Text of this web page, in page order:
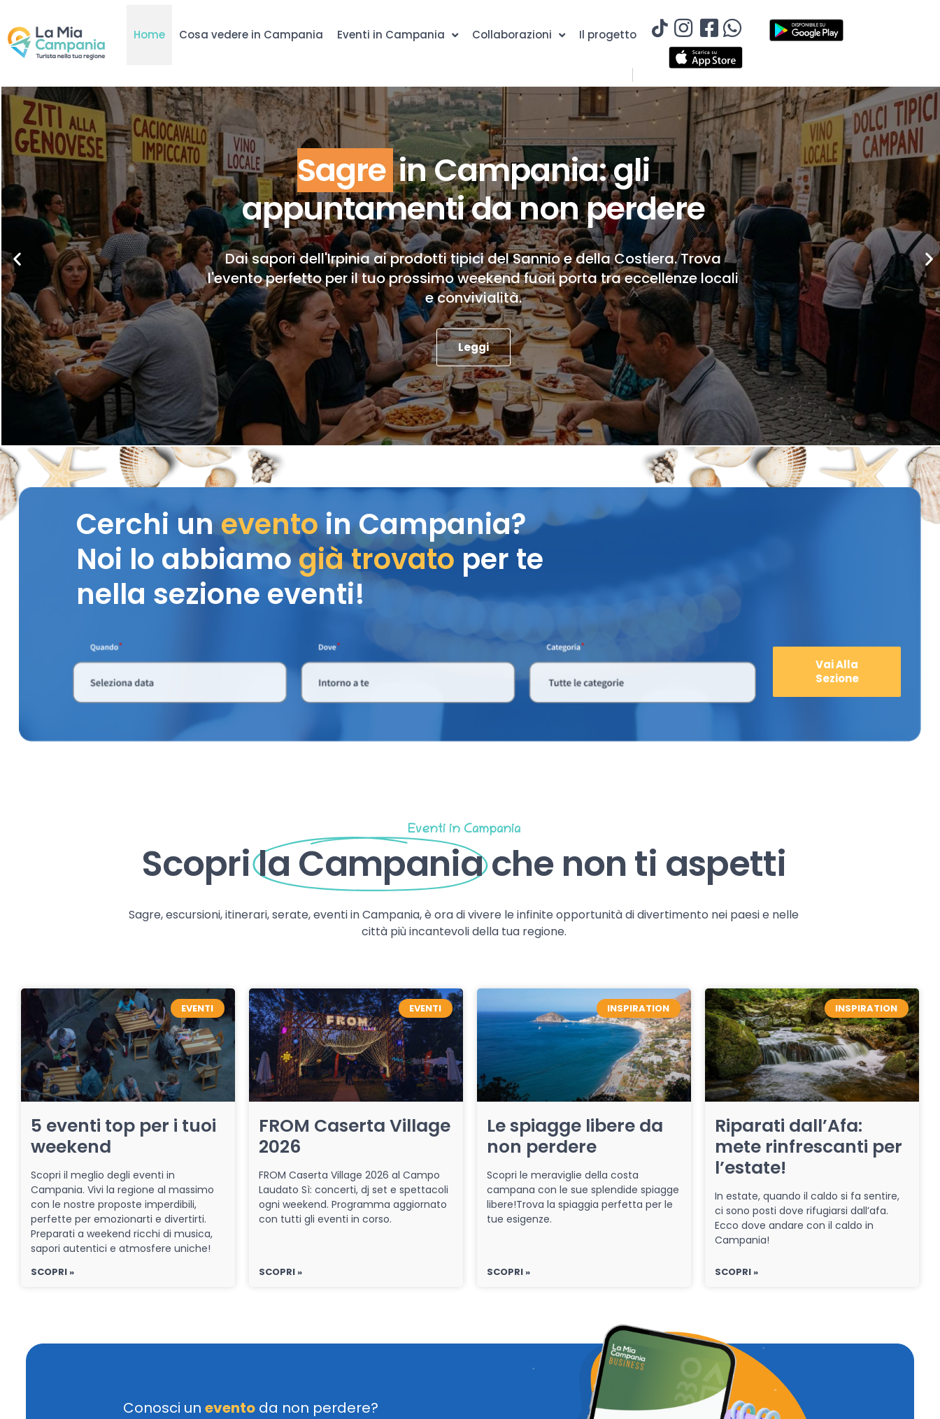
Home Cosa vedere in Campania Eventi in Campania Collaborazioni Il progetto
Sagre in Campania: gli
appuntamenti da non perdere
Dai sapori dell'Irpinia ai prodotti tipici del Sannio e della Costiera. Trova
l'evento perfetto per il tuo prossimo weekend fuori porta tra eccellenze locali
e convivialità.
Leggi
Cerchi uneventoin Campania?
Noi lo abbiamogià trovato per te
nella sezione eventi!
Vai Alla
Sezione
Eventi in Campania
Scoprila Campaniache non ti aspetti
Sagre, escursioni, itinerari, serate, eventi in Campania, è ora di vivere le infinite opportunità di divertimento nei paesi e nelle
città più incantevoli della tua regione.
EVENTI
5 eventi top per i tuoi
weekend
Scopri il meglio degli eventi in
Campania. Vivi la regione al massimo
con le nostre proposte imperdibili,
perfette per emozionarti e divertirti.
Preparati a weekend ricchi di musica,
sapori autentici e atmosfere uniche!
SCOPRI »
EVENTI
FROM Caserta Village
2026
FROM Caserta Village 2026 al Campo
Laudato Sì: concerti, dj set e spettacoli
ogni weekend. Programma aggiornato
con tutti gli eventi in corso.
SCOPRI »
INSPIRATION
Le spiagge libere da
non perdere
Scopri le meraviglie della costa
campana con le sue splendide spiagge
libere!Trova la spiaggia perfetta per le
tue esigenze.
SCOPRI »
INSPIRATION
Riparati dall’Afa:
mete rinfrescanti per
l’estate!
In estate, quando il caldo si fa sentire,
ci sono posti dove rifugiarsi dall’afa.
Ecco dove andare con il caldo in
Campania!
SCOPRI »
Conosci un evento da non perdere?